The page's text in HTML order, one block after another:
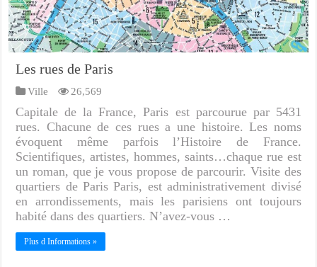
Les rues de Paris
Ville 26,569
Capitale de la France, Paris est parcourue par 5431
rues. Chacune de ces rues a une histoire. Les noms
évoquent même parfois l’Histoire de France.
Scientifiques, artistes, hommes, saints…chaque rue est
un roman, que je vous propose de parcourir. Visite des
quartiers de Paris Paris, est administrativement divisé
en arrondissements, mais les parisiens ont toujours
habité dans des quartiers. N’avez-vous …
Plus d Informations »